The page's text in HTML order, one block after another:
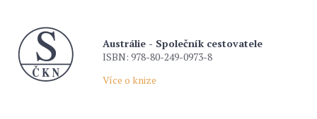
Austrálie - Společník cestovatele
ISBN: 978-80-249-0973-8
Více o knize